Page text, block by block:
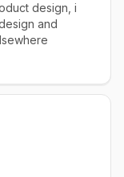
design, i
and